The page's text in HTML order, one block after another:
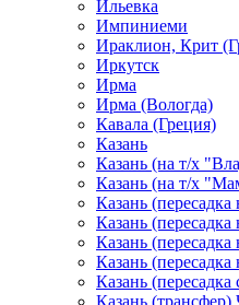
Ильевка
Импиниеми
Ираклион, Крит
Иркутск
Ирма
Ирма (Вологда)
Кавала (Греция)
Казань
Казань (на т/х
Казань (на т/х
Казань
Казань
Казань
Казань
Казань
Казань (трансфер)